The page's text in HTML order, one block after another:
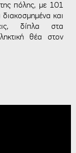
πόλης, με 101
και
δίπλα στα
θέα στον